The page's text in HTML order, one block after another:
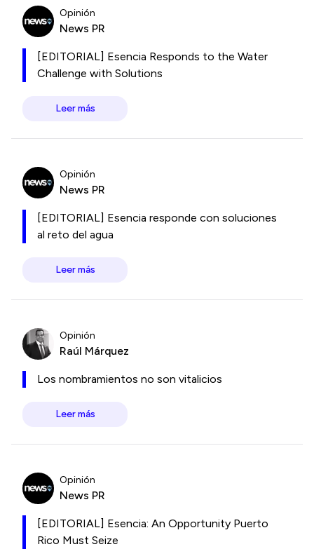
Opinión
News PR
[EDITORIAL] Esencia Responds to the Water
Challenge with Solutions
Leer más
Opinión
News PR
[EDITORIAL] Esencia responde con soluciones
al reto del agua
Leer más
Opinión
Raúl Márquez
Los nombramientos no son vitalicios
Leer más
Opinión
News PR
[EDITORIAL] Esencia: An Opportunity Puerto
Rico Must Seize